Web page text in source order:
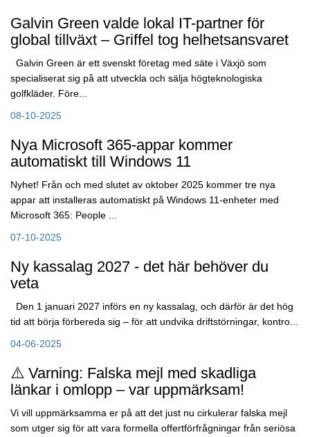
Galvin Green valde lokal IT-partner för
global tillväxt – Griffel tog helhetsansvaret
Galvin Green är ett svenskt företag med säte i Växjö som
specialiserat sig på att utveckla och sälja högteknologiska
golfkläder. Före...
08-10-2025
Nya Microsoft 365-appar kommer
automatiskt till Windows 11
Nyhet! Från och med slutet av oktober 2025 kommer tre nya
appar att installeras automatiskt på Windows 11-enheter med
Microsoft 365: People ...
07-10-2025
Ny kassalag 2027 - det här behöver du
veta
Den 1 januari 2027 införs en ny kassalag, och därför är det hög
tid att börja förbereda sig – för att undvika driftstörningar, kontro...
04-06-2025
⚠️ Varning: Falska mejl med skadliga
länkar i omlopp – var uppmärksam!
Vi vill uppmärksamma er på att det just nu cirkulerar falska mejl
som utger sig för att vara formella offertförfrågningar från seriösa